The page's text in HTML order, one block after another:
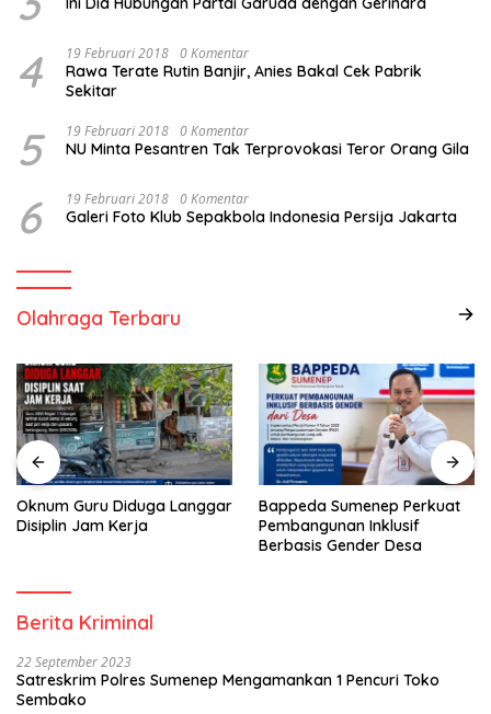
4 19 Februari 2018 0 Komentar
Rawa Terate Rutin Banjir, Anies Bakal Cek Pabrik
Sekitar
5 19 Februari 2018 0 Komentar
NU Minta Pesantren Tak Terprovokasi Teror Orang Gila
6 19 Februari 2018 0 Komentar
Galeri Foto Klub Sepakbola Indonesia Persija Jakarta
Olahraga Terbaru
Oknum Guru Diduga Langgar
Disiplin Jam Kerja
Bappeda Sumenep Perkuat
Pembangunan Inklusif
Berbasis Gender Desa
Berita Kriminal
22 September 2023
Satreskrim Polres Sumenep Mengamankan 1 Pencuri Toko
Sembako